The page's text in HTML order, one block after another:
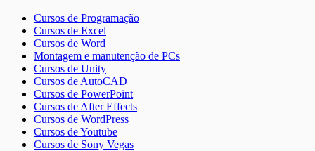
Cursos de Programação
Cursos de Excel
Cursos de Word
Montagem e manutenção de PCs
Cursos de Unity
Cursos de AutoCAD
Cursos de PowerPoint
Cursos de After Effects
Cursos de WordPress
Cursos de Youtube
Cursos de Sony Vegas